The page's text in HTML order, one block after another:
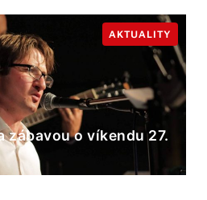
zábavou o víkendu 27.
AKTUALITY